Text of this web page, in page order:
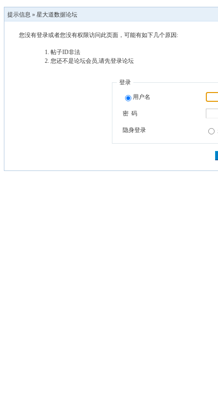
提示信息 » 星大道数据论坛
您没有登录或者您没有权限访问此页面，可能有如下几个原因:
帖子ID非法
您还不是论坛会员,请先登录论坛
登录
用户名
密 码
隐身登录